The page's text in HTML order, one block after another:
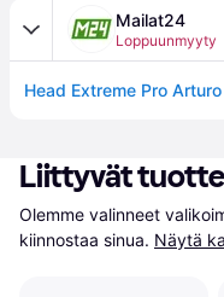
Mailat24
Loppuunmyyty
Head Extreme Pro
Liittyvät
Olemme valinneet
kiinnostaa sinua. Näytä